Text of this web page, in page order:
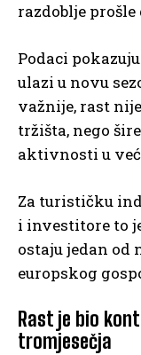
razdoblje prošle
Podaci
ulazi u novu
važnije, rast
tržišta, nego
aktivnosti u
Za turističku
i investitore to
ostaju jedan od
europskog
Rast je bio
tromjesečja